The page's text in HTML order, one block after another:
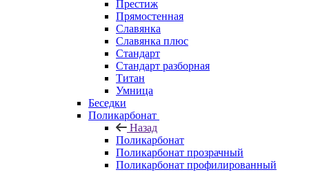
Престиж
Прямостенная
Славянка
Славянка плюс
Стандарт
Стандарт разборная
Титан
Умница
Беседки
Поликарбонат
Назад
Поликарбонат
Поликарбонат прозрачный
Поликарбонат профилированный